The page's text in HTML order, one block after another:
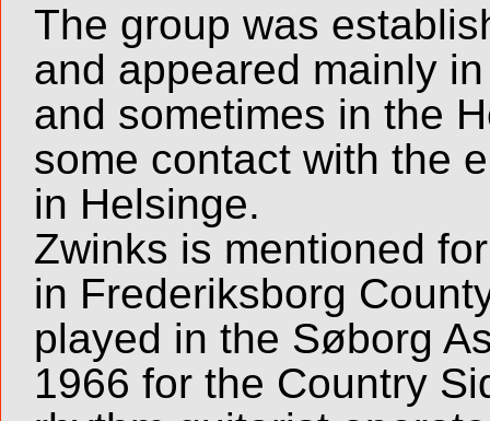
The group was
and appeared mainly
and sometimes in the
some contact with the
in Helsinge.
Zwinks is mentioned
in Frederiksborg
played in the Søborg
1966 for the Country